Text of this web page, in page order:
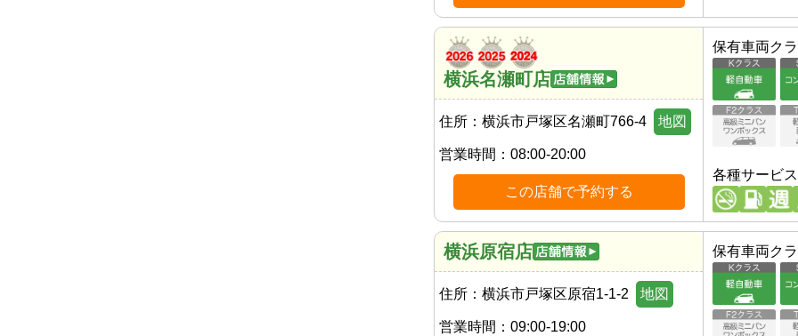
横浜名瀬町店
住所： 横浜市戸塚区名瀬町766-4 地図
営業時間： 08:00-20:00
この店舗で予約する
保有車両ク
各種サービス
横浜原宿店
住所： 横浜市戸塚区原宿1-1-2 地図
営業時間： 09:00-19:00
保有車両ク